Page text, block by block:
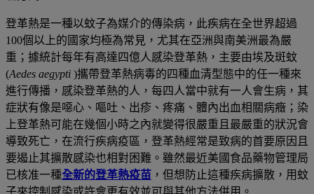
登革熱是一種以蚊子為媒介的傳染病 ，此疾病在全世界超過
100個以上的國家均極為常見 ， 尤其在亞洲與南美洲最為嚴
重 ；據統計每年有高達四億人感染登革熱，主要由埃及斑蚊
(Aedes aegypti )攜帶登革熱病毒的四種血清型態中的任一種來
進行傳播，感染登革熱的人，每四人當中就有一人會生病，其
症狀有像是噁心、嘔吐、出疹、疼痛、體內出血相關病癥；染
上登革熱可能在幾個小時之內就變得很嚴重且最嚴重的狀況會
導致死亡，在流行疾病疫區，登革熱經常是致病的首要原因且
要遏止其擴散感染也相對困難。雖然最近美國食品藥物管理局
已核准一種全新的登革熱疫苗 ，但想防止這種疾病擴散，用蚊